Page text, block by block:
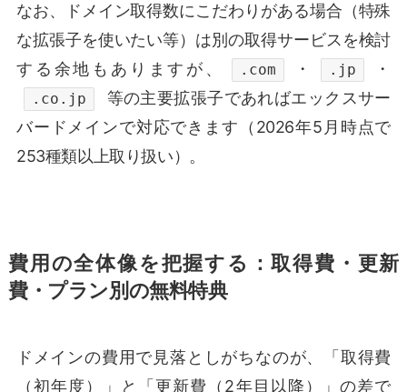
なお、ドメイン取得数にこだわりがある場合（特殊
な拡張子を使いたい等）は別の取得サービスを検討
する余地もありますが、
.com ・ .jp ・
.co.jp
等の主要拡張子であればエックスサー
バードメインで対応できます（2026年5月時点で
253種類以上取り扱い）。
費用の全体像を把握する：取得費・更新
費・プラン別の無料特典
ドメインの費用で見落としがちなのが、「取得費
（初年度）」と「更新費（2年目以降）」の差で